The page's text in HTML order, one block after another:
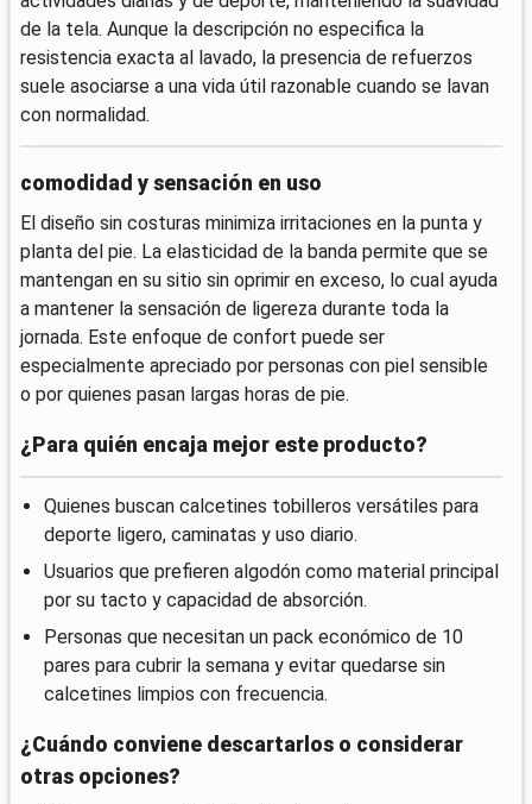
de la tela. Aunque la descripción no especifica la
resistencia exacta al lavado, la presencia de refuerzos
suele asociarse a una vida útil razonable cuando se lavan
con normalidad.
comodidad y sensación en uso
El diseño sin costuras minimiza irritaciones en la punta y
planta del pie. La elasticidad de la banda permite que se
mantengan en su sitio sin oprimir en exceso, lo cual ayuda
a mantener la sensación de ligereza durante toda la
jornada. Este enfoque de confort puede ser
especialmente apreciado por personas con piel sensible
o por quienes pasan largas horas de pie.
¿Para quién encaja mejor este producto?
Quienes buscan calcetines tobilleros versátiles para
deporte ligero, caminatas y uso diario.
Usuarios que prefieren algodón como material principal
por su tacto y capacidad de absorción.
Personas que necesitan un pack económico de 10
pares para cubrir la semana y evitar quedarse sin
calcetines limpios con frecuencia.
¿Cuándo conviene descartarlos o considerar
otras opciones?